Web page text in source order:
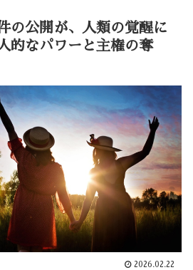
の公開が、人類の覚醒に
的なパワーと主権の奪
2026.02.22